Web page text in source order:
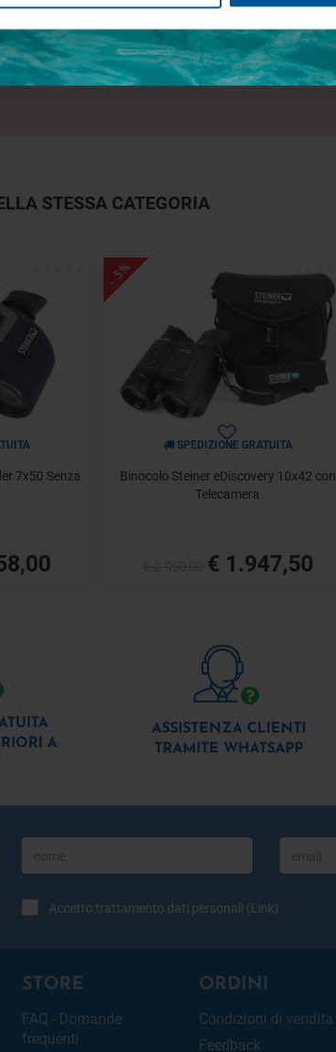
STESSA CATEGORIA
7x50 Senza
- 5%
SPEDIZIONE GRATUITA
Binocolo Steiner eDiscovery 10x42 con
Telecamera
€ 1.947,50
A
ASSISTENZA CLIENTI
TRAMITE WHATSAPP
Accetto trattamento dati personali (Link)
STORE
FAQ - Domande
frequenti
ORDINI
Condizioni di vendita
Feedback